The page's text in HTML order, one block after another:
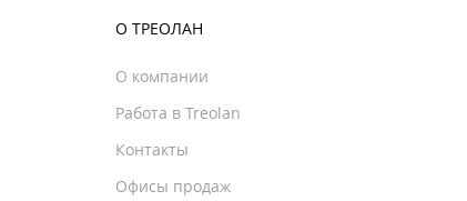
О ТРЕОЛАН
О компании
Работа в Treolan
Контакты
Офисы продаж